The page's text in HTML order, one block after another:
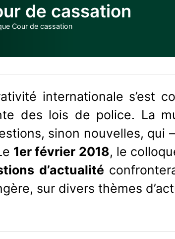
de cassation
Cour de cassation
internationale s’est
des lois de police. La
sinon nouvelles, qui
1er février 2018, le
d’actualité
sur divers thèmes